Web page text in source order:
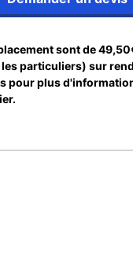
sont de
les particuliers) sur
pour plus